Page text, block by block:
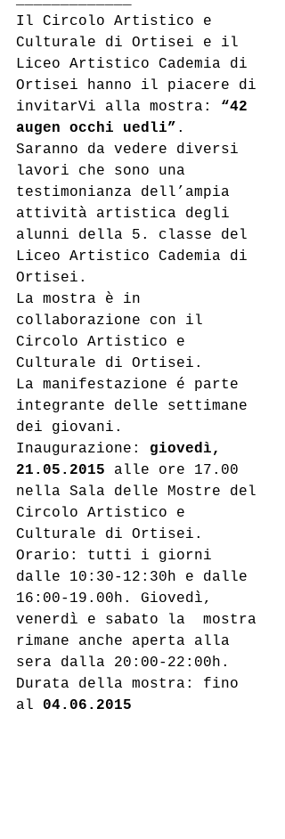
Il Circolo Artistico e
Culturale di Ortisei e il
Liceo Artistico Cademia di
Ortisei hanno il piacere di
invitarVi alla mostra:
“42
augen occhi uedli” .
Saranno da vedere diversi
lavori che sono una
testimonianza dell’ampia
attività artistica degli
alunni della 5. classe del
Liceo Artistico Cademia di
Ortisei.
La mostra è in
collaborazione con il
Circolo Artistico e
Culturale di Ortisei.
La manifestazione é parte
integrante delle settimane
dei giovani.
Inaugurazione: giovedì,
21.05.2015 alle ore 17.00
nella Sala delle Mostre del
Circolo Artistico e
Culturale di Ortisei.
Orario: tutti i giorni
dalle 10:30-12:30h e dalle
16:00-19.00h. Giovedì,
venerdì e sabato la  mostra
rimane anche aperta alla
sera dalla 20:00-22:00h.
Durata della mostra: fino
al 04.06.2015